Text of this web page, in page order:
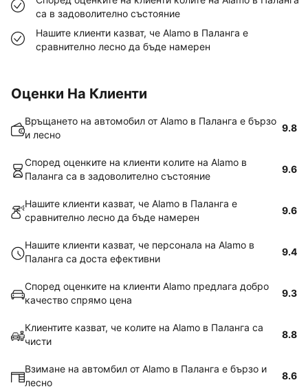
са в задоволително състояние
Нашите клиенти казват, че Alamo в Паланга е
сравнително лесно да бъде намерен
Оценки На Клиенти
Връщането на автомобил от Alamo в Паланга е бързо
и лесно
9.8
Според оценките на клиенти колите на Alamo в
Паланга са в задоволително състояние
9.6
Нашите клиенти казват, че Alamo в Паланга е
сравнително лесно да бъде намерен
9.6
Нашите клиенти казват, че персонала на Alamo в
Паланга са доста ефективни
9.4
Според оценките на клиенти Alamo предлага добро
качество спрямо цена
9.3
Клиентите казват, че колите на Alamo в Паланга са
чисти
8.8
Взимане на автомбил от Alamo в Паланга е бързо и
лесно
8.6